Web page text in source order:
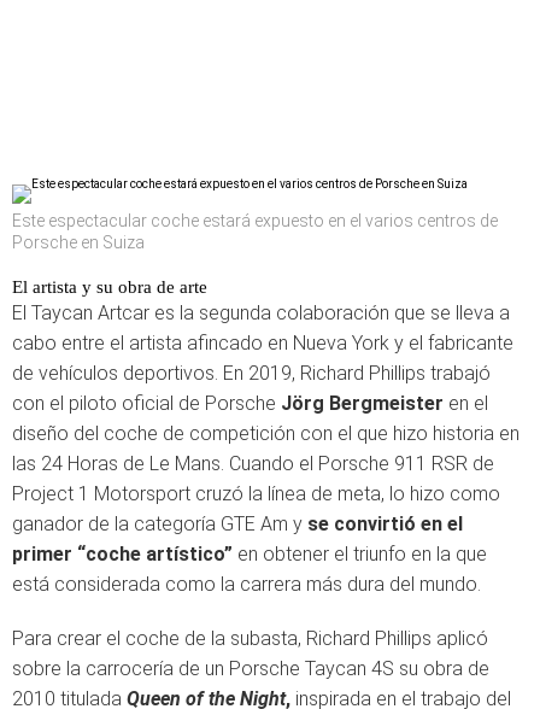
Este espectacular coche estará expuesto en el varios centros de
Porsche en Suiza
El artista y su obra de arte
El Taycan Artcar es la segunda colaboración que se lleva a
cabo entre el artista afincado en Nueva York y el fabricante
de vehículos deportivos. En 2019, Richard Phillips trabajó
con el piloto oficial de Porsche Jörg Bergmeister en el
diseño del coche de competición con el que hizo historia en
las 24 Horas de Le Mans. Cuando el Porsche 911 RSR de
Project 1 Motorsport cruzó la línea de meta, lo hizo como
ganador de la categoría GTE Am y se convirtió en el
primer “coche artístico” en obtener el triunfo en la que
está considerada como la carrera más dura del mundo.
Para crear el coche de la subasta, Richard Phillips aplicó
sobre la carrocería de un Porsche Taycan 4S su obra de
2010 titulada Queen of the Night, inspirada en el trabajo del